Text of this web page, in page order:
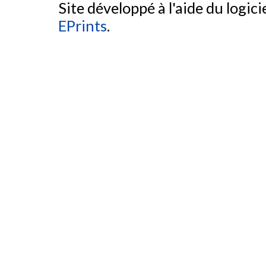
Site développé à l'aide du
EPrints.